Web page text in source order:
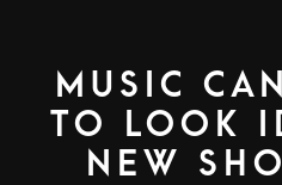
Music
to look
new